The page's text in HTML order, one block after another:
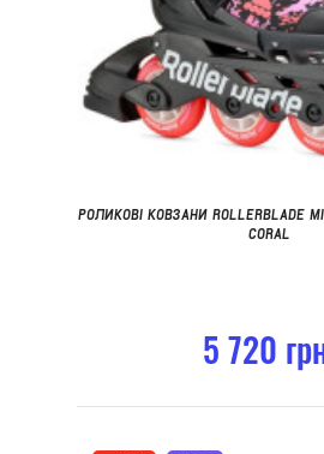
РОЛИКОВІ КОВЗАНИ ROLLERBLADE
CORAL
5 720